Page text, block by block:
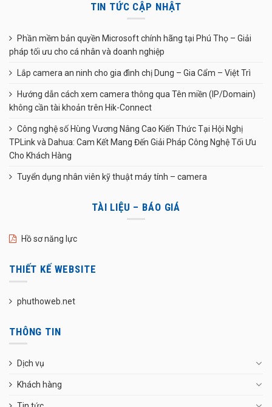
TIN TỨC CẬP NHẬT
Phần mềm bản quyền Microsoft chính hãng tại Phú Thọ – Giải
pháp tối ưu cho cá nhân và doanh nghiệp
Lắp camera an ninh cho gia đình chị Dung – Gia Cẩm – Việt Trì
Hướng dẫn cách xem camera thông qua Tên miền (IP/Domain)
không cần tài khoản trên Hik-Connect
Công nghệ số Hùng Vương Nâng Cao Kiến Thức Tại Hội Nghị
TPLink và Dahua: Cam Kết Mang Đến Giải Pháp Công Nghệ Tối Ưu
Cho Khách Hàng
Tuyển dụng nhân viên kỹ thuật máy tính – camera
TÀI LIỆU – BÁO GIÁ
Hồ sơ năng lực
THIẾT KẾ WEBSITE
phuthoweb.net
THÔNG TIN
Dịch vụ
Khách hàng